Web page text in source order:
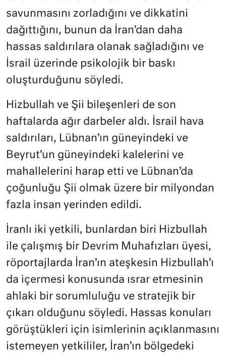
savunmasını zorladığını ve dikkatini
dağıttığını, bunun da İran’dan daha
hassas saldırılara olanak sağladığını ve
İsrail üzerinde psikolojik bir baskı
oluşturduğunu söyledi.
Hizbullah ve Şii bileşenleri de son
haftalarda ağır darbeler aldı. İsrail hava
saldırıları, Lübnan’ın güneyindeki ve
Beyrut’un güneyindeki kalelerini ve
mahallelerini harap etti ve Lübnan’da
çoğunluğu Şii olmak üzere bir milyondan
fazla insan yerinden edildi.
İranlı iki yetkili, bunlardan biri Hizbullah
ile çalışmış bir Devrim Muhafızları üyesi,
röportajlarda İran’ın ateşkesin Hizbullah’ı
da içermesi konusunda ısrar etmesinin
ahlaki bir sorumluluğu ve stratejik bir
çıkarı olduğunu söyledi. Hassas konuları
görüştükleri için isimlerinin açıklanmasını
istemeyen yetkililer, İran’ın bölgedeki